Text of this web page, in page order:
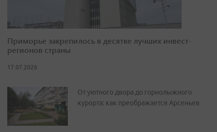
Приморье закрепилось в десятке лучших инвест-
регионов страны
17.07.2026
От уютного двора до горнолыжного
курорта: как преображается Арсеньев